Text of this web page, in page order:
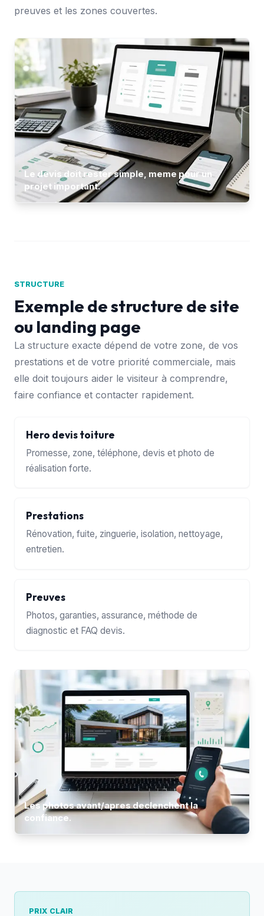
preuves et les zones couvertes.
Le devis doit rester simple, meme pour un
projet important.
STRUCTURE
Exemple de structure de site
ou landing page
La structure exacte dépend de votre zone, de vos
prestations et de votre priorité commerciale, mais
elle doit toujours aider le visiteur à comprendre,
faire confiance et contacter rapidement.
Hero devis toiture
Promesse, zone, téléphone, devis et photo de
réalisation forte.
Prestations
Rénovation, fuite, zinguerie, isolation, nettoyage,
entretien.
Preuves
Photos, garanties, assurance, méthode de
diagnostic et FAQ devis.
Les photos avant/apres declenchent la
confiance.
PRIX CLAIR